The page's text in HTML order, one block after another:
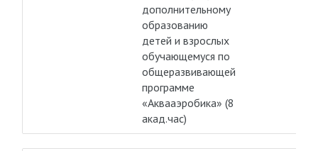
дополнительному
образованию
детей и взрослых
обучающемуся по
общеразвивающей
программе
«Аквааэробика» (8
акад.час)